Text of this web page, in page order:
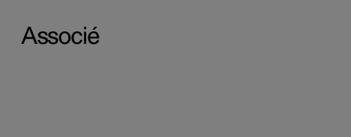
Associé